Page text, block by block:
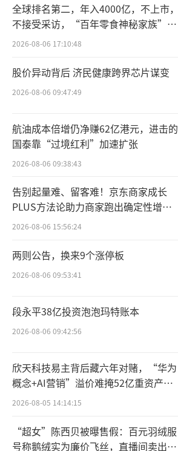
全球排名第二，年入4000亿，不上市，
不接受采访，“百年零食神秘家族”浮
出水面？
2026-08-06 17:10:48
股价异动背后 济民健康跨界芯片谋变
2026-08-06 09:47:49
航油成本倍增仍净赚62亿港元，进击的
国泰靠“过境红利”加速扩张
2026-08-06 09:38:43
告别起量难、留客难！京东商家成长
PLUS方法论助力商家跑出确定性增长
路径
2026-08-06 15:56:24
两则公告，换来9个涨停板
2026-08-06 09:53:41
段永平38亿投资泡泡玛特账本
2026-08-06 09:42:56
欣天科技易主背后藏六年对赌，“华为
概念+AI营销”溢价难掩52亿重资产考
验
2026-08-05 14:14:15
“超女”陈西贝被曝售假：百元羽绒服
号称鹅绒实为廉价飞丝，直播间卖出超